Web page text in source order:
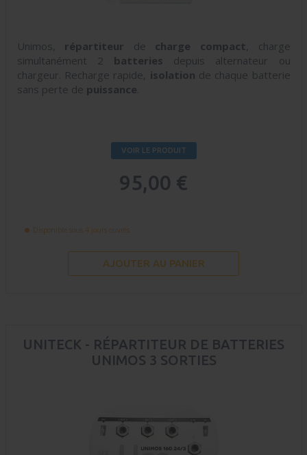
Unimos, répartiteur de charge compact , charge
simultanément 2 batteries depuis alternateur ou
chargeur. Recharge rapide, isolation de chaque batterie
sans perte de puissance
VOIR LE PRODUIT
95,00 €
Disponible sous 4 jours ouvrés
AJOUTER AU PANIER
UNITECK - RÉPARTITEUR DE BATTERIES
UNIMOS 3 SORTIES